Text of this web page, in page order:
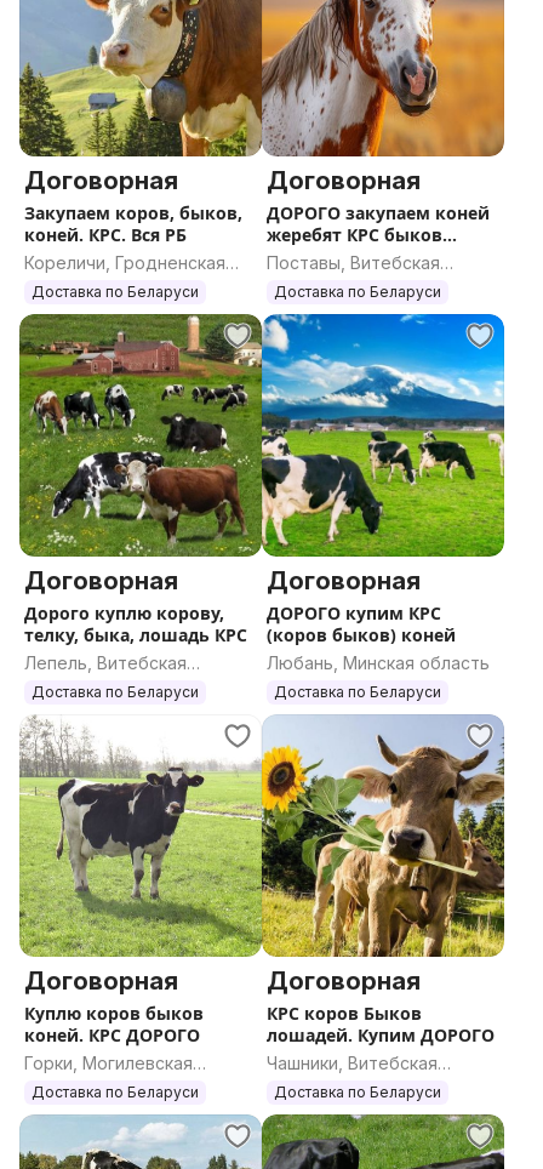
Договорная
Закупаем коров, быков,
коней. КРС. Вся РБ
Кореличи, Гродненская
область
Доставка по Беларуси
Договорная
ДОРОГО закупаем коней
жеребят КРС быков
коров
Поставы, Витебская
область
Доставка по Беларуси
Договорная
Дорого куплю корову,
телку, быка, лошадь КРС
Лепель, Витебская
область
Доставка по Беларуси
Договорная
ДОРОГО купим КРС
(коров быков) коней
Любань, Минская область
Доставка по Беларуси
Договорная
Куплю коров быков
коней. КРС ДОРОГО
Горки, Могилевская
область
Доставка по Беларуси
Договорная
КРС коров Быков
лошадей. Купим ДОРОГО
Чашники, Витебская
область
Доставка по Беларуси